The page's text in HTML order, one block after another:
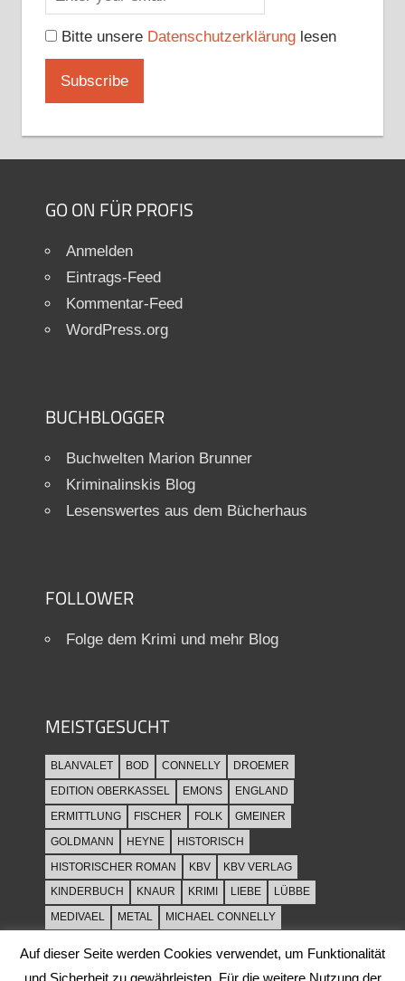
Bitte unsere Datenschutzerklärunglesen
GO ON FÜR PROFIS
Anmelden
Eintrags-Feed
Kommentar-Feed
WordPress.org
BUCHBLOGGER
Buchwelten Marion Brunner
Kriminalinskis Blog
Lesenswertes aus dem Bücherhaus
FOLLOWER
Folge dem Krimi und mehr Blog
MEISTGESUCHT
BLANVALET BOD CONNELLY
DROEMER
EDITION OBERKASSEL
EMONS
ENGLAND
ERMITTLUNG
FISCHER FOLK
GMEINER
GOLDMANN
HEYNE
HISTORISCH
HISTORISCHER ROMAN
KBV
KBV VERLAG
KINDERBUCH
KNAUR KRIMI LIEBE
LÜBBE
MEDIVAEL
METAL
MICHAEL CONNELLY
Auf dieser Seite werden Cookies verwendet, um Funktionalität
und Sicherheit zu gewährleisten. Für die weitere Nutzung der